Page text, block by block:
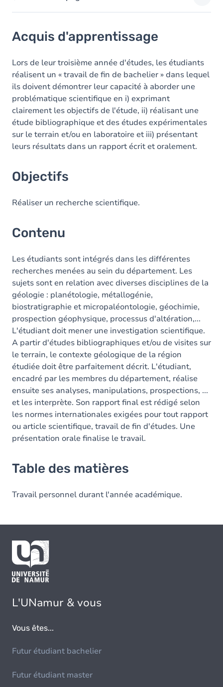
Objectifs
Contenu
Table des matières
Acquis d'apprentissage
Lors de leur troisième année d'études, les étudiants
réalisent un « travail de fin de bachelier » dans lequel
ils doivent démontrer leur capacité à aborder une
problématique scientifique en i) exprimant
clairement les objectifs de l'étude, ii) réalisant une
étude bibliographique et des études expérimentales
sur le terrain et/ou en laboratoire et iii) présentant
leurs résultats dans un rapport écrit et oralement.
Objectifs
Réaliser un recherche scientifique.
Contenu
Les étudiants sont intégrés dans les différentes
recherches menées au sein du département. Les
sujets sont en relation avec diverses disciplines de la
géologie : planétologie, métallogénie,
biostratigraphie et micropaléontologie, géochimie,
prospection géophysique, processus d'altération,...
L'étudiant doit mener une investigation scientifique.
A partir d'études bibliographiques et/ou de visites sur
le terrain, le contexte géologique de la région
étudiée doit être parfaitement décrit. L'étudiant,
encadré par les membres du département, réalise
ensuite ses analyses, manipulations, prospections, ...
et les interprète. Son rapport final est rédigé selon
les normes internationales exigées pour tout rapport
ou article scientifique, travail de fin d'études. Une
présentation orale finalise le travail.
Table des matières
Travail personnel durant l'année académique.
L'UNamur & vous
Vous êtes...
Futur étudiant bachelier
Futur étudiant master